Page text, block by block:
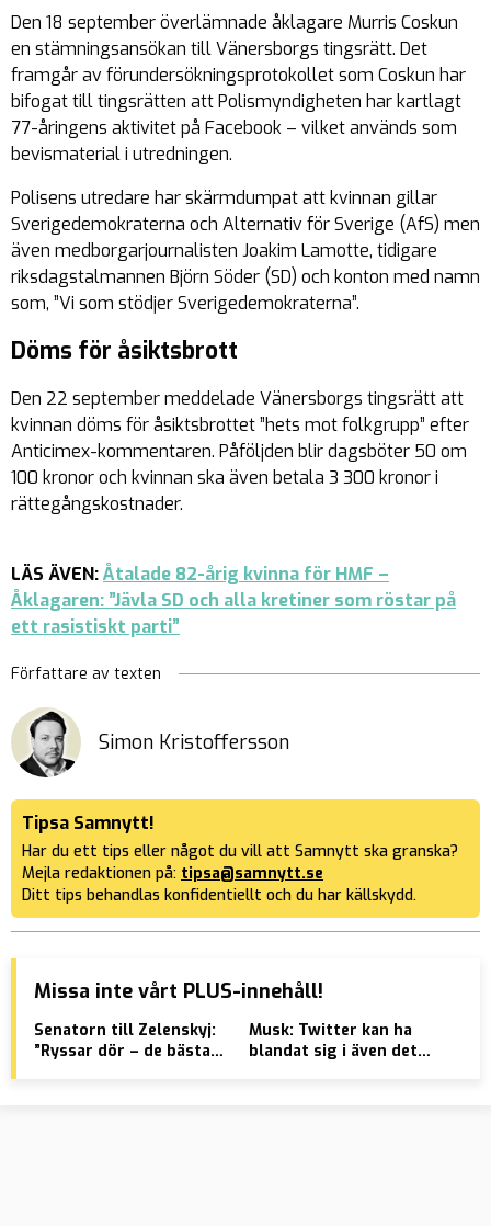
Den 18 september överlämnade åklagare Murris Coskun
en stämningsansökan till Vänersborgs tingsrätt. Det
framgår av förundersökningsprotokollet som Coskun har
bifogat till tingsrätten att Polismyndigheten har kartlagt
77-åringens aktivitet på Facebook – vilket används som
bevismaterial i utredningen.
Polisens utredare har skärmdumpat att kvinnan gillar
Sverigedemokraterna och Alternativ för Sverige (AfS) men
även medborgarjournalisten Joakim Lamotte, tidigare
riksdagstalmannen Björn Söder (SD) och konton med namn
som, ”Vi som stödjer Sverigedemokraterna”.
Döms för åsiktsbrott
Den 22 september meddelade Vänersborgs tingsrätt att
kvinnan döms för åsiktsbrottet ”hets mot folkgrupp” efter
Anticimex-kommentaren. Påföljden blir dagsböter 50 om
100 kronor och kvinnan ska även betala 3 300 kronor i
rättegångskostnader.
LÄS ÄVEN:Åtalade 82-årig kvinna för HMF –
Åklagaren: ”Jävla SD och alla kretiner som röstar på
ett rasistiskt parti”
Författare av texten
Simon Kristoffersson
Tipsa Samnytt!
Har du ett tips eller något du vill att Samnytt ska granska?
Mejla redaktionen på: tipsa@samnytt.se
Ditt tips behandlas konfidentiellt och du har källskydd.
Missa inte vårt PLUS-innehåll!
Senatorn till Zelenskyj:
”Ryssar dör – de bästa
Musk: Twitter kan ha
blandat sig i även det